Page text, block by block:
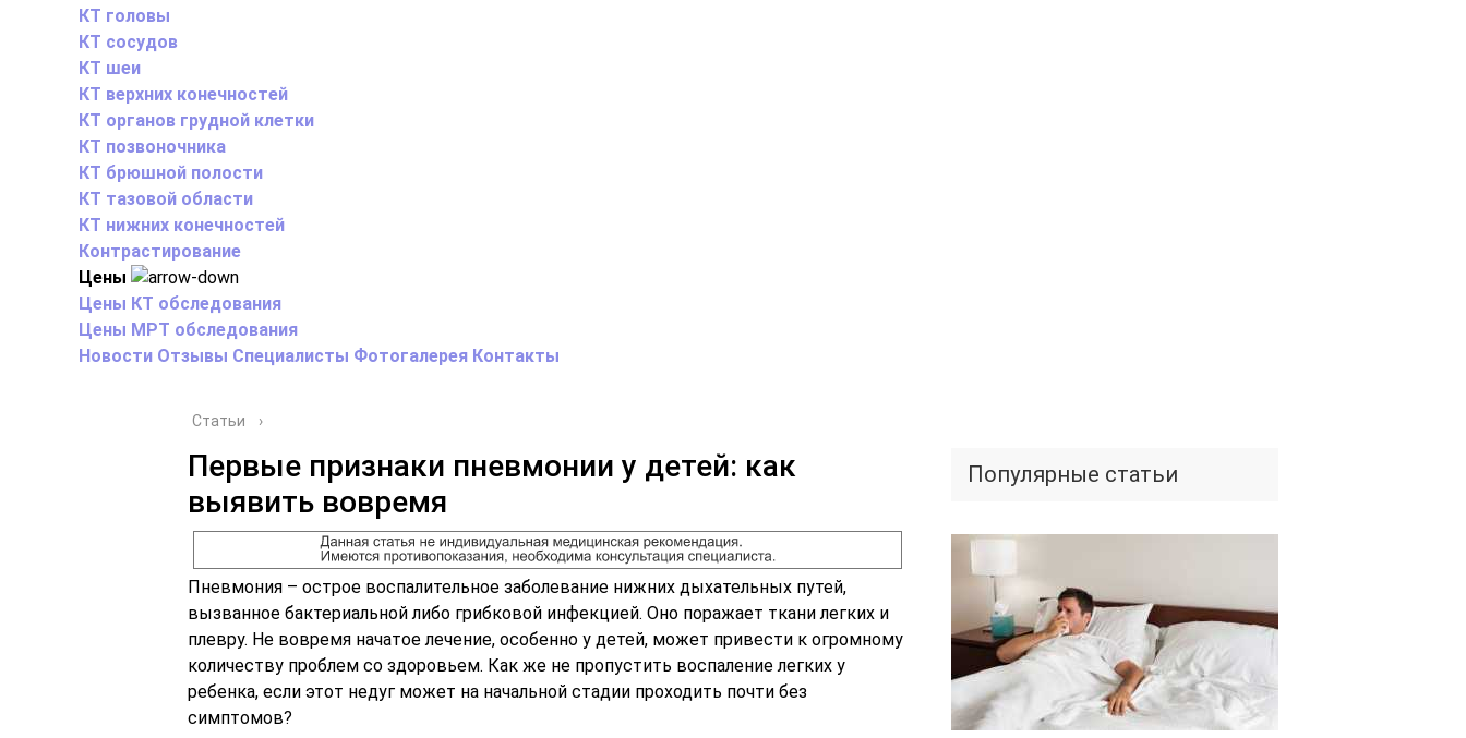
КТ головы
КТ сосудов
КТ шеи
КТ верхних конечностей
КТ органов грудной клетки
КТ позвоночника
КТ брюшной полости
КТ тазовой области
КТ нижних конечностей
Контрастирование
Цены
Цены КТ обследования
Цены МРТ обследования
Новости Отзывы Специалисты Фотогалерея Контакты
Статьи ›
Первые признаки пневмонии у детей: как
выявить вовремя
Пневмония – острое воспалительное заболевание нижних дыхательных путей,
вызванное бактериальной либо грибковой инфекцией. Оно поражает ткани легких и
плевру. Не вовремя начатое лечение, особенно у детей, может привести к огромному
количеству проблем со здоровьем. Как же не пропустить воспаление легких у
ребенка, если этот недуг может на начальной стадии проходить почти без
симптомов?
Популярные статьи